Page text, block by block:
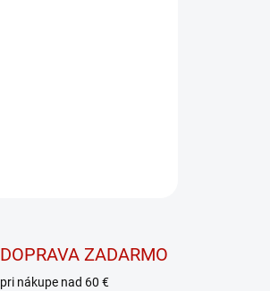
DOPRAVA ZADARMO
pri nákupe nad 60 €